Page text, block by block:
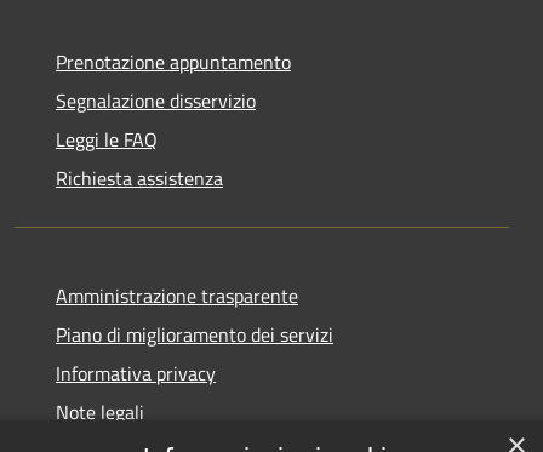
Prenotazione appuntamento
Segnalazione disservizio
Leggi le FAQ
Richiesta assistenza
Amministrazione trasparente
Piano di miglioramento dei servizi
Informativa privacy
Note legali